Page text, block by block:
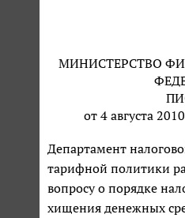
МИНИСТЕРСТВО
от 4 августа
Департамент
тарифной политики
вопросу о порядке
хищения денежных